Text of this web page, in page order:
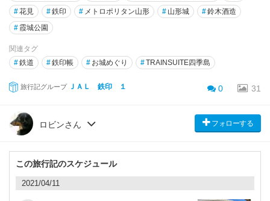
#花見 #鉄印 # メトロポリタン山形 # 山形城 #鈴木酒造
# 霞城公園
関連タグ
#鉄道 #鉄印帳 # お城めぐり #TRAINSUITE四季島
旅行記グループ ＪＡＬ 鉄印 １ 0 31
ロビンさん フォローする
この旅行記のスケジュール
2021/04/11